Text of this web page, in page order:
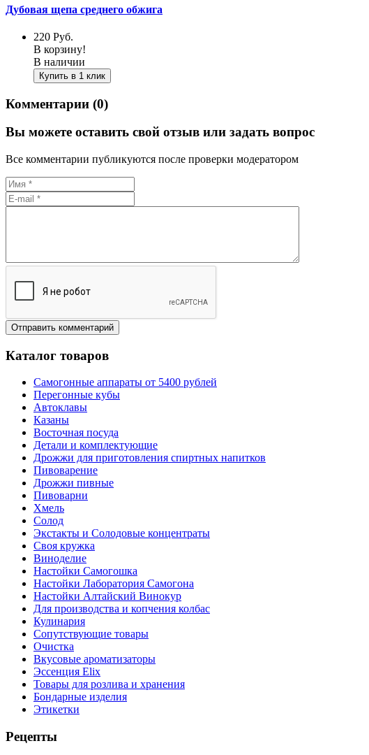
Дубовая щепа среднего обжига
220 Руб.
В корзину!
В наличии
Купить в 1 клик
Комментарии (0)
Вы можете оставить свой отзыв или задать вопрос
Все комментарии публикуются после проверки модератором
Каталог товаров
Самогонные аппараты от 5400 рублей
Перегонные кубы
Автоклавы
Казаны
Восточная посуда
Детали и комплектующие
Дрожжи для приготовления спиртных напитков
Пивоварение
Дрожжи пивные
Пивоварни
Хмель
Солод
Экстакты и Солодовые концентраты
Своя кружка
Виноделие
Настойки Самогошка
Настойки Лаборатория Самогона
Настойки Алтайский Винокур
Для производства и копчения колбас
Кулинария
Сопутствующие товары
Очистка
Вкусовые ароматизаторы
Эссенция Elix
Товары для розлива и хранения
Бондарные изделия
Этикетки
Рецепты